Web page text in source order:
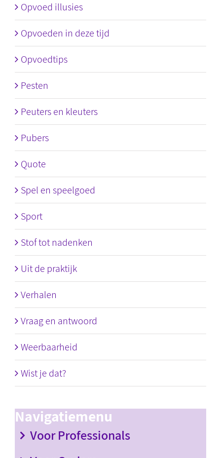
Opvoed illusies
Opvoeden in deze tijd
Opvoedtips
Pesten
Peuters en kleuters
Pubers
Quote
Spel en speelgoed
Sport
Stof tot nadenken
Uit de praktijk
Verhalen
Vraag en antwoord
Weerbaarheid
Wist je dat?
Navigatiemenu
Voor Professionals